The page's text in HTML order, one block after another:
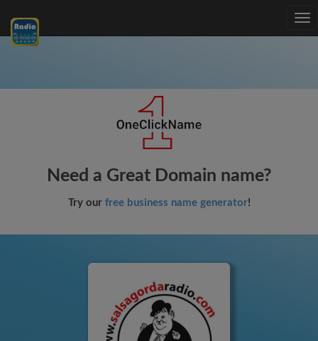
Need a Great Domain name?
Try our free business name generator!